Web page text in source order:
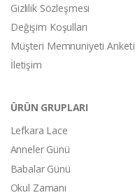
Gizlilik Sözleşmesi
Değişim Koşulları
Müşteri Memnuniyeti Anketi
İletişim
ÜRÜN GRUPLARI
Lefkara Lace
Anneler Günü
Babalar Günü
Okul Zamanı